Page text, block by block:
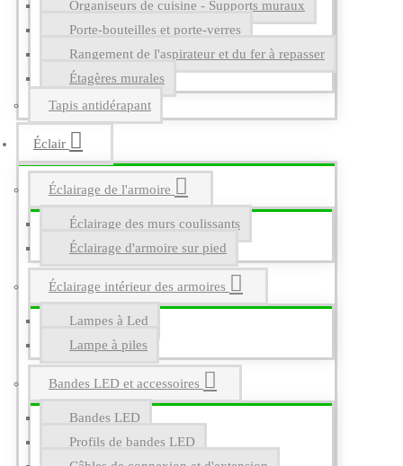
Organiseurs de cuisine - Supports muraux
Porte-bouteilles et porte-verres
Rangement de l'aspirateur et du fer à repasser
Étagères murales
Tapis antidérapant
Éclair
Éclairage de l'armoire
Éclairage des murs coulissants
Éclairage d'armoire sur pied
Éclairage intérieur des armoires
Lampes à Led
Lampe à piles
Bandes LED et accessoires
Bandes LED
Profils de bandes LED